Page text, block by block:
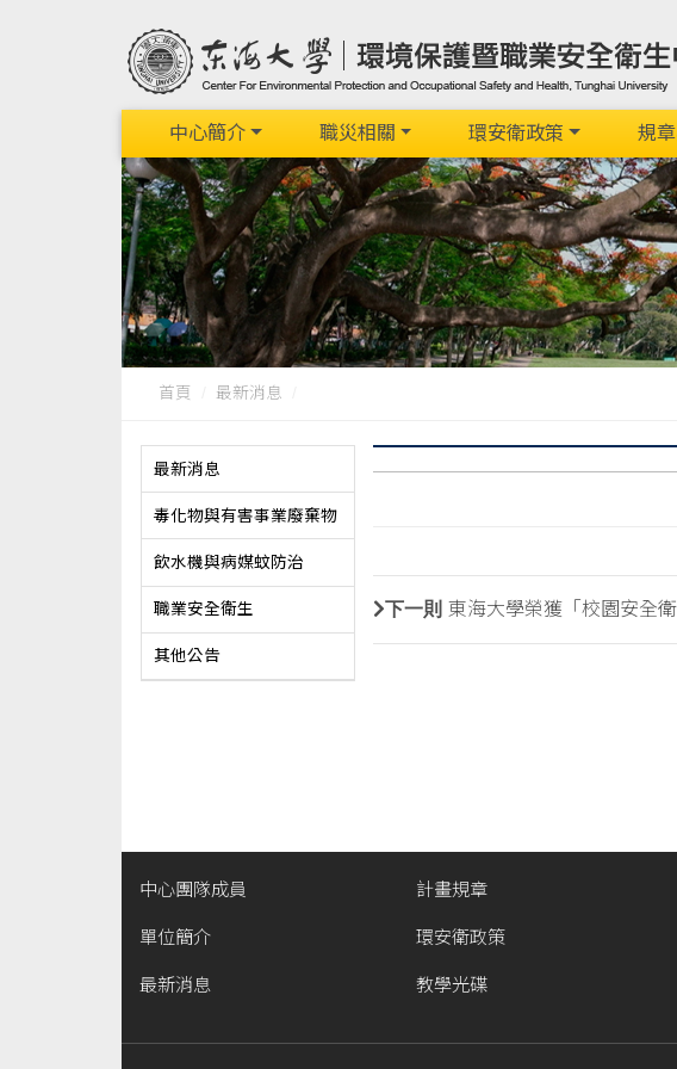
中心簡介 職災相關 環安衛政策 規
首頁 最新消息
最新消息
毒化物與有害事業廢棄物
飲水機與病媒蚊防治
職業安全衛生
其他公告
下一則 東海大學榮獲「校園安全
中心團隊成員
單位簡介
最新消息
計畫規章
環安衛政策
教學光碟